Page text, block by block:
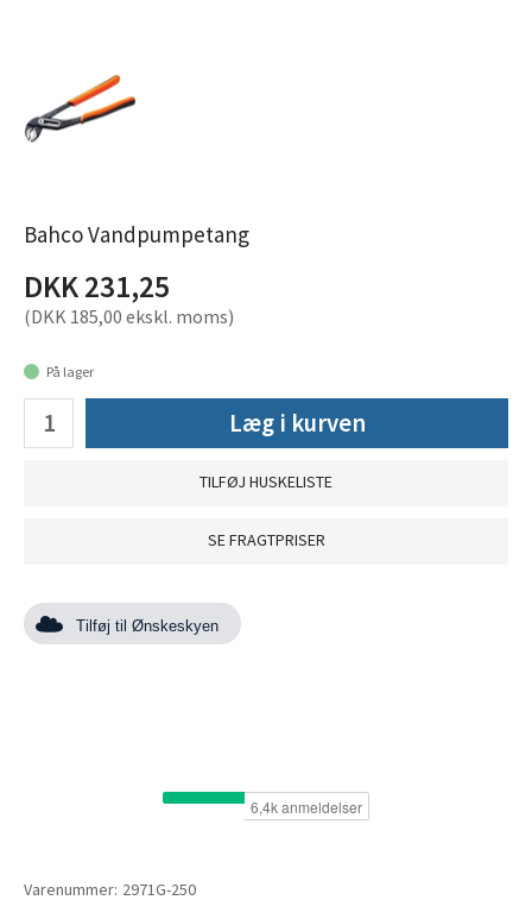
Bahco Vandpumpetang
DKK 231,25
(DKK 185,00 ekskl. moms)
På lager
Læg i kurven
TILFØJ HUSKELISTE
SE FRAGTPRISER
Tilføj til Ønskeskyen
Varenummer: 2971G-250